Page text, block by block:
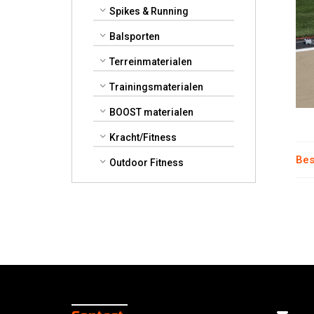
Spikes & Running
Balsporten
Terreinmaterialen
Trainingsmaterialen
BOOST materialen
Kracht/Fitness
Outdoor Fitness